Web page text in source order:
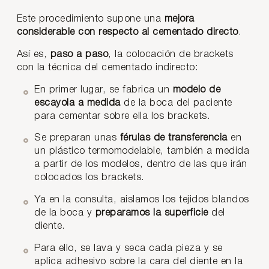
Este procedimiento supone una mejora
considerable con respecto al cementado directo.
Así es, paso a paso, la colocación de brackets
con la técnica del cementado indirecto:
En primer lugar, se fabrica un modelo de
escayola a medida de la boca del paciente
para cementar sobre ella los brackets.
Se preparan unas férulas de transferenciaen
un plástico termomodelable, también a medida
a partir de los modelos, dentro de las que irán
colocados los brackets.
Ya en la consulta, aislamos los tejidos blandos
de la boca y preparamos la superficiedel
diente.
Para ello, se lava y seca cada pieza y se
aplica adhesivo sobre la cara del diente en la